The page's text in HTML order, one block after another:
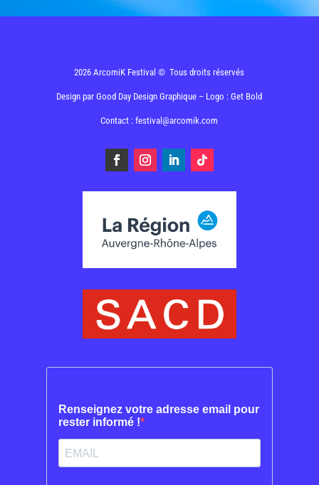
2026 ArcomiK Festival © Tous droits réservés
Design parGood Day Design Graphique – Logo : Get Bold
Contact : festival@arcomik.com